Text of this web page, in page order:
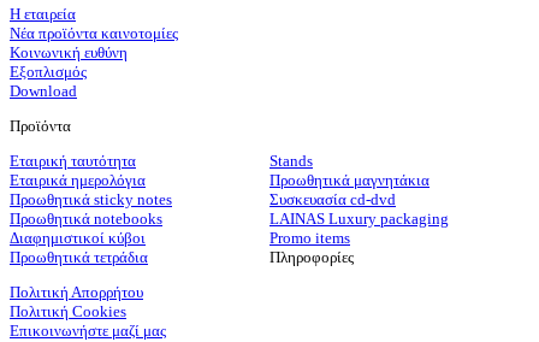
Η εταιρεία
Νέα προϊόντα καινοτομίες
Κοινωνική ευθύνη
Εξοπλισμός
Download
Προϊόντα
Εταιρική ταυτότητα
Εταιρικά ημερολόγια
Προωθητικά sticky notes
Προωθητικά notebooks
Διαφημιστικοί κύβοι
Προωθητικά τετράδια
Stands
Προωθητικά μαγνητάκια
Συσκευασία cd-dvd
LAINAS Luxury packaging
Promo items
Πληροφορίες
Πολιτική Απορρήτου
Πολιτική Cookies
Επικοινωνήστε μαζί μας